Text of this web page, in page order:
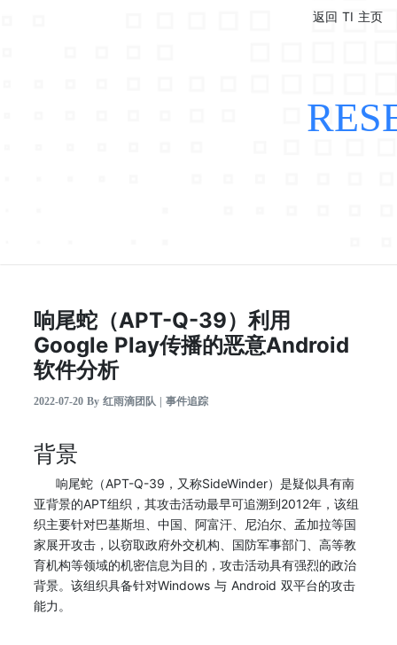
返回 TI 主页
响尾蛇（APT-Q-39）利用
Google Play传播的恶意Android
软件分析
2022-07-20 By 红雨滴团队 | 事件追踪
背景
响尾蛇（APT-Q-39，又称SideWinder）是疑似具有南
亚背景的APT组织，其攻击活动最早可追溯到2012年，该组
织主要针对巴基斯坦、中国、阿富汗、尼泊尔、孟加拉等国
家展开攻击，以窃取政府外交机构、国防军事部门、高等教
育机构等领域的机密信息为目的，攻击活动具有强烈的政治
背景。该组织具备针对Windows 与 Android 双平台的攻击
能力。